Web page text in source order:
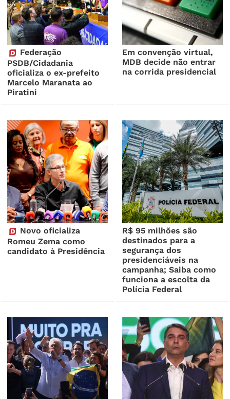
Federação
PSDB/Cidadania
oficializa o ex-prefeito
Marcelo Maranata ao
Piratini
Em convenção virtual,
MDB decide não entrar
na corrida presidencial
Novo oficializa
Romeu Zema como
candidato à Presidência
R$ 95 milhões são
destinados para a
segurança dos
presidenciáveis na
campanha; Saiba como
funciona a escolta da
Polícia Federal